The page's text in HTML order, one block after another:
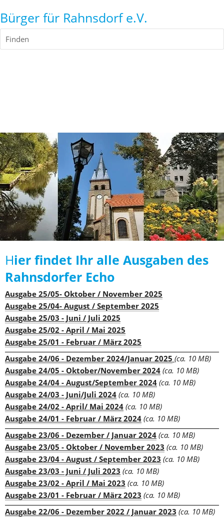
Bürger für Rahnsdorf e.V.
Finden
Hier findet Ihr alle Ausgaben des
Rahnsdorfer Echo
Ausgabe 25/05- Oktober / November 2025
Ausgabe 25/04- August / September 2025
Ausgabe 25/03 - Juni / Juli 2025
Ausgabe 25/02 - April / Mai 2025
Ausgabe 25/01 - Februar / März 2025
Ausgabe 24/06 - Dezember 2024/Januar 2025 (ca. 10 MB)
Ausgabe 24/05 - Oktober/November 2024 (ca. 10 MB)
Ausgabe 24/04 - August/September 2024 (ca. 10 MB)
Ausgabe 24/03 - Juni/Juli 2024 (ca. 10 MB)
Ausgabe 24/02 - April/ Mai 2024 (ca. 10 MB)
Ausgabe 24/01 - Februar / März 2024 (ca. 10 MB)
Ausgabe 23/06 - Dezember / Januar 2024 (ca. 10 MB)
Ausgabe 23/05 - Oktober / November 2023 (ca. 10 MB)
Ausgabe 23/04 - August / September 2023 (ca. 10 MB)
Ausgabe 23/03 - Juni / Juli 2023 (ca. 10 MB)
Ausgabe 23/02 - April / Mai 2023 (ca. 10 MB)
Ausgabe 23/01 - Februar / März 2023 (ca. 10 MB)
Ausgabe 22/06 - Dezember 2022 / Januar 2023 (ca. 10 MB)